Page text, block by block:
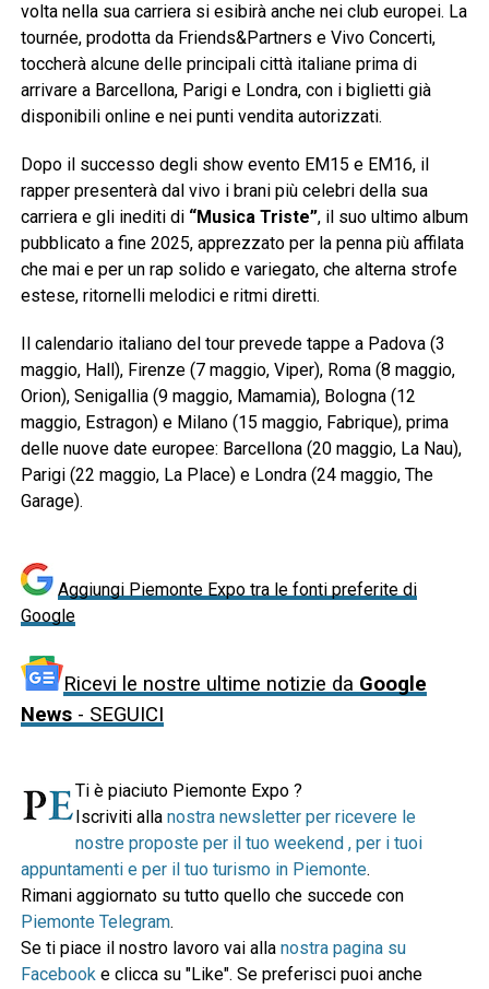
volta nella sua carriera si esibirà anche nei club europei. La
tournée, prodotta da Friends&Partners e Vivo Concerti,
toccherà alcune delle principali città italiane prima di
arrivare a Barcellona, Parigi e Londra, con i biglietti già
disponibili online e nei punti vendita autorizzati.
Dopo il successo degli show evento EM15 e EM16, il
rapper presenterà dal vivo i brani più celebri della sua
carriera e gli inediti di “Musica Triste”, il suo ultimo album
pubblicato a fine 2025, apprezzato per la penna più affilata
che mai e per un rap solido e variegato, che alterna strofe
estese, ritornelli melodici e ritmi diretti.
Il calendario italiano del tour prevede tappe a Padova (3
maggio, Hall), Firenze (7 maggio, Viper), Roma (8 maggio,
Orion), Senigallia (9 maggio, Mamamia), Bologna (12
maggio, Estragon) e Milano (15 maggio, Fabrique), prima
delle nuove date europee: Barcellona (20 maggio, La Nau),
Parigi (22 maggio, La Place) e Londra (24 maggio, The
Garage).
Aggiungi Piemonte Expo tra le fonti preferite di
Google
Ricevi le nostre ultime notizie da Google
News- SEGUICI
Ti è piaciuto Piemonte Expo ?
Iscriviti alla nostra newsletter per ricevere le
nostre proposte per il tuo weekend , per i tuoi
appuntamenti e per il tuo turismo in Piemonte.
Rimani aggiornato su tutto quello che succede con
Piemonte Telegram.
Se ti piace il nostro lavoro vai alla nostra pagina su
Facebooke clicca su "Like". Se preferisci puoi anche